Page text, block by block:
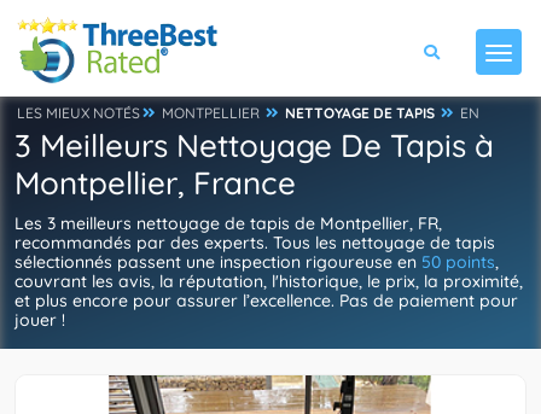
LES MIEUX NOTÉS MONTPELLIER NETTOYAGE DE TAPIS EN
3 Meilleurs Nettoyage De Tapis à
Montpellier, France
Les 3 meilleurs nettoyage de tapis de Montpellier, FR,
recommandés par des experts. Tous les nettoyage de tapis
sélectionnés passent une inspection rigoureuse en 50 points,
couvrant les avis, la réputation, l'historique, le prix, la proximité,
et plus encore pour assurer l’excellence. Pas de paiement pour
jouer !